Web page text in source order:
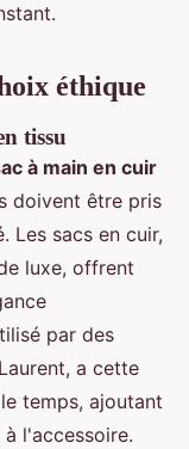
éthique
tissu
à main en cuir
doivent être pris
Les sacs en cuir,
luxe, offrent
par des
a cette
temps, ajoutant
l'accessoire.